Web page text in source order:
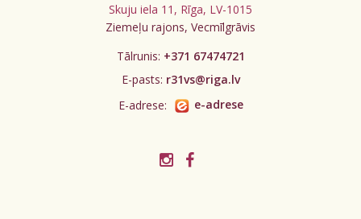
Skuju iela 11, Rīga, LV-1015
Ziemeļu rajons, Vecmīlgrāvis
Tālrunis: +371 67474721
E-pasts: r31vs@riga.lv
E-adrese:
e-adrese